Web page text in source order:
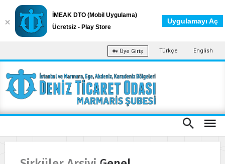
Üye Giriş Türkçe English
İMEAK DTO (Mobil Uygulama)
Ücretsiz - Play Store
Uygulamayı Aç